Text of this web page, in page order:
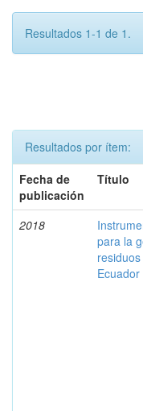
Resultados 1-1 de 1.
Resultados por ítem:
Fecha de
publicación
Título
2018
para la
Ecuador